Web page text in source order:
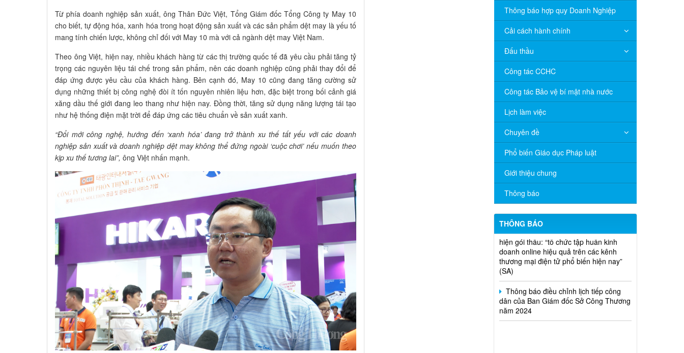
Từ phía doanh nghiệp sản xuất, ông Thân Đức Việt, Tổng Giám đốc Tổng Công ty May 10
cho biết, tự động hóa, xanh hóa trong hoạt động sản xuất và các sản phẩm dệt may là yếu tố
mang tính chiến lược, không chỉ đối với May 10 mà với cả ngành dệt may Việt Nam.
Theo ông Việt, hiện nay, nhiều khách hàng từ các thị trường quốc tế đã yêu cầu phải tăng tỷ
trọng các nguyên liệu tái chế trong sản phẩm, nên các doanh nghiệp cũng phải thay đổi để
đáp ứng được yêu cầu của khách hàng. Bên cạnh đó, May 10 cũng đang tăng cường sử
dụng những thiết bị công nghệ đòi ít tốn nguyên nhiên liệu hơn, đặc biệt trong bối cảnh giá
xăng dầu thế giới đang leo thang như hiện nay. Đồng thời, tăng sử dụng năng lượng tái tạo
như hệ thống điện mặt trời để đáp ứng các tiêu chuẩn về sản xuất xanh.
“Đổi mới công nghệ, hướng đến ‘xanh hóa’ đang trở thành xu thế tất yếu với các doanh
nghiệp sản xuất và doanh nghiệp dệt may không thể đứng ngoài ‘cuộc chơi’ nếu muốn theo
kịp xu thế tương lai”, ông Việt nhấn mạnh.
Thông báo hợp quy Doanh Nghiệp
Cải cách hành chính
Đấu thầu
Công tác CCHC
Công tác Bảo vệ bí mật nhà nước
Lịch làm việc
Chuyên đề
Phổ biến Giáo dục Pháp luật
Giới thiệu chung
Thông báo
THÔNG BÁO
V/v đề nghị báo cáo hệ thống phân
phối, nhãn hiệu hàng hóa và hoạt động
mua bán khí trên địa bàn tỉnh năm 2025
(nhắc lần 2).
Thông báo bán thanh lý tài sản công
theo hình thức chỉ định
hiện gói thầu: “tổ chức tập huấn kinh
doanh online hiệu quả trên các kênh
thương mại điện tử phổ biến hiện nay”
(SA)
Thông báo điều chỉnh lịch tiếp công
dân của Ban Giám đốc Sở Công Thương
năm 2024